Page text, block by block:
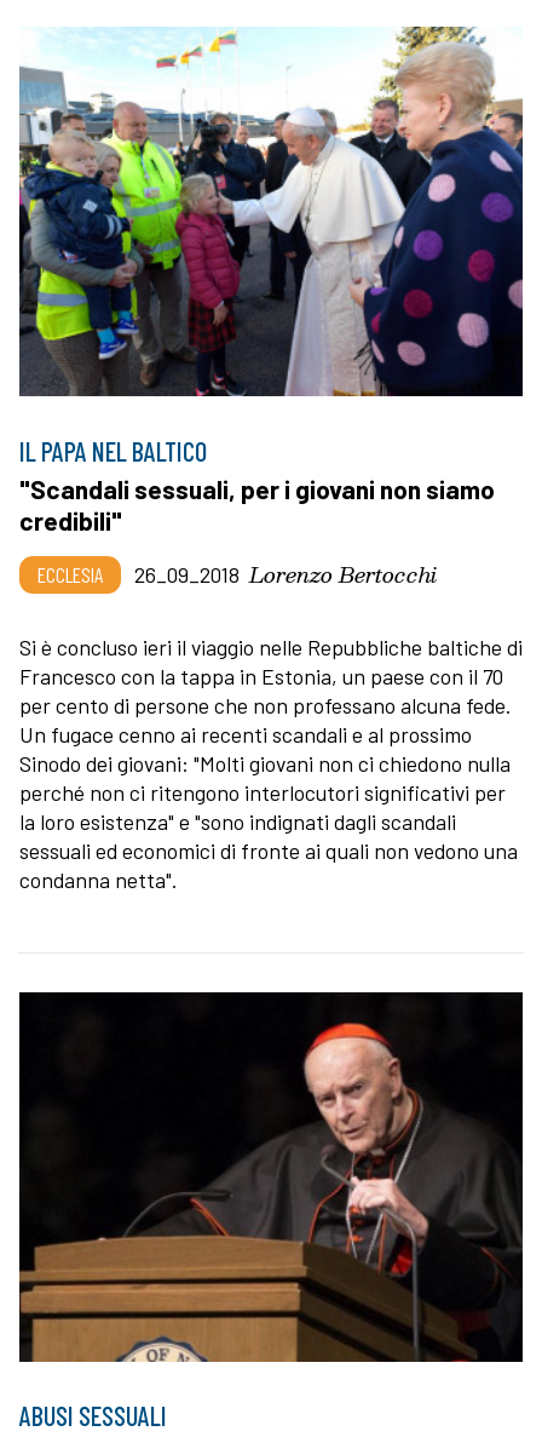
IL PAPA NEL BALTICO
"Scandali sessuali, per i giovani non siamo
credibili"
ECCLESIA 26_09_2018 Lorenzo Bertocchi
Si è concluso ieri il viaggio nelle Repubbliche baltiche di
Francesco con la tappa in Estonia, un paese con il 70
per cento di persone che non professano alcuna fede.
Un fugace cenno ai recenti scandali e al prossimo
Sinodo dei giovani: "Molti giovani non ci chiedono nulla
perché non ci ritengono interlocutori significativi per
la loro esistenza" e "sono indignati dagli scandali
sessuali ed economici di fronte ai quali non vedono una
condanna netta".
ABUSI SESSUALI